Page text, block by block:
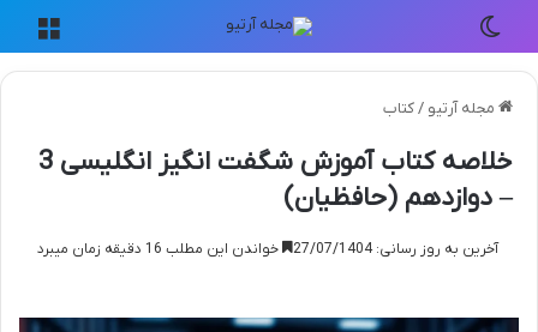
مجله آرتیو /کتاب
خلاصه کتاب آموزش شگفت انگیز انگلیسی 3
– دوازدهم (حافظیان)
آخرین به روز رسانی: 27/07/1404 خواندن این مطلب 16 دقیقه زمان میبرد